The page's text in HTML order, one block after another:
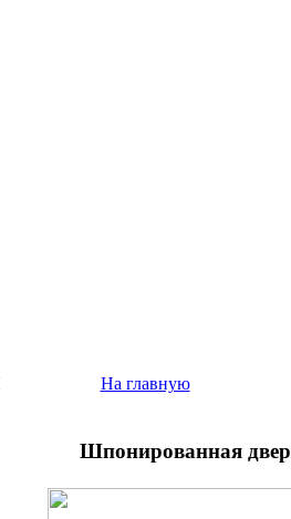
На главную
Шпонированная